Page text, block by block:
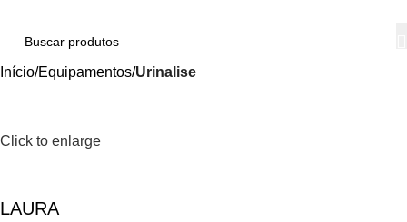
Início Equipamentos Urinalise
Click to enlarge
LAURA